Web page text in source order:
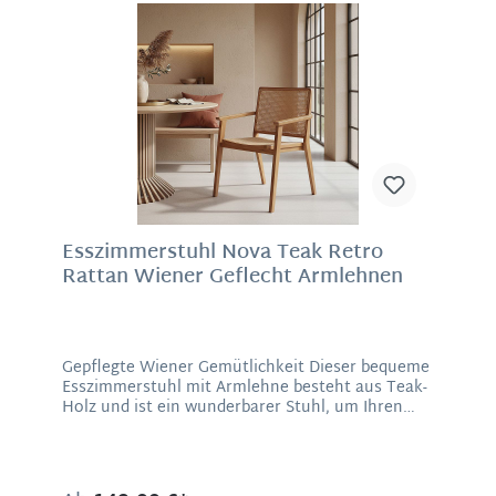
stilvolle, individuelle Note verleihen. Ob einzeln,
im Duo oder als stilvolles Ensemble: Diese
Esstischstühle sind mehr als nur
Sitzgelegenheiten – sie schaffen Atmosphäre,
bringen Farbe und Struktur ins Interieur und
verbinden Komfort mit Designanspruch.Material:
Metall, PolyesterMaße: 78,5 x 56,5 x 57,5 cm
(H/B/T), Sitzhöhe 50 cm
Esszimmerstuhl Nova Teak Retro
Rattan Wiener Geflecht Armlehnen
Gepflegte Wiener Gemütlichkeit Dieser bequeme
Esszimmerstuhl mit Armlehne besteht aus Teak-
Holz und ist ein wunderbarer Stuhl, um Ihren
Wiener Geflecht. Es verleiht jedem Innenraum